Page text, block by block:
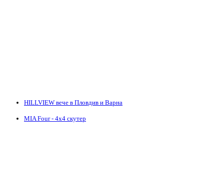
HILLVIEW вече в Пловдив и Варна
MIA Four - 4х4 скутер